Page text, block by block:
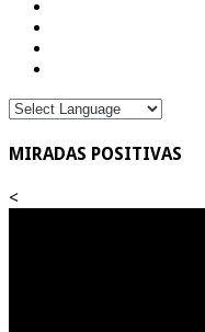
MIRADAS POSITIVAS
<